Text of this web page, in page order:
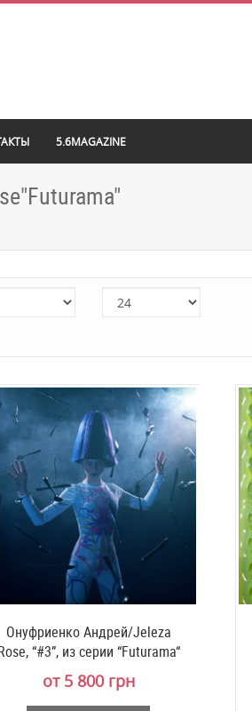
5.6MAGAZINE
Онуфриенко Андрей/Jeleza
“#3”, из серии “Futurama“
от 5 800 грн